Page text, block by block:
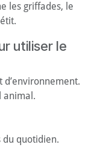
les griffades, le
utiliser le
animal.
du quotidien.